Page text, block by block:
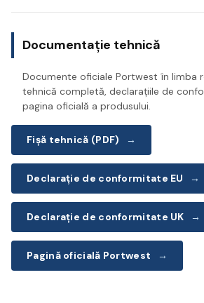
Documentație tehnică
Documente oficiale Portwest în limba
tehnică completă, declarațiile de
pagina oficială a produsului.
Fișă tehnică (PDF) →
Declarație de conformitate EU →
Declarație de conformitate UK →
Pagină oficială Portwest →